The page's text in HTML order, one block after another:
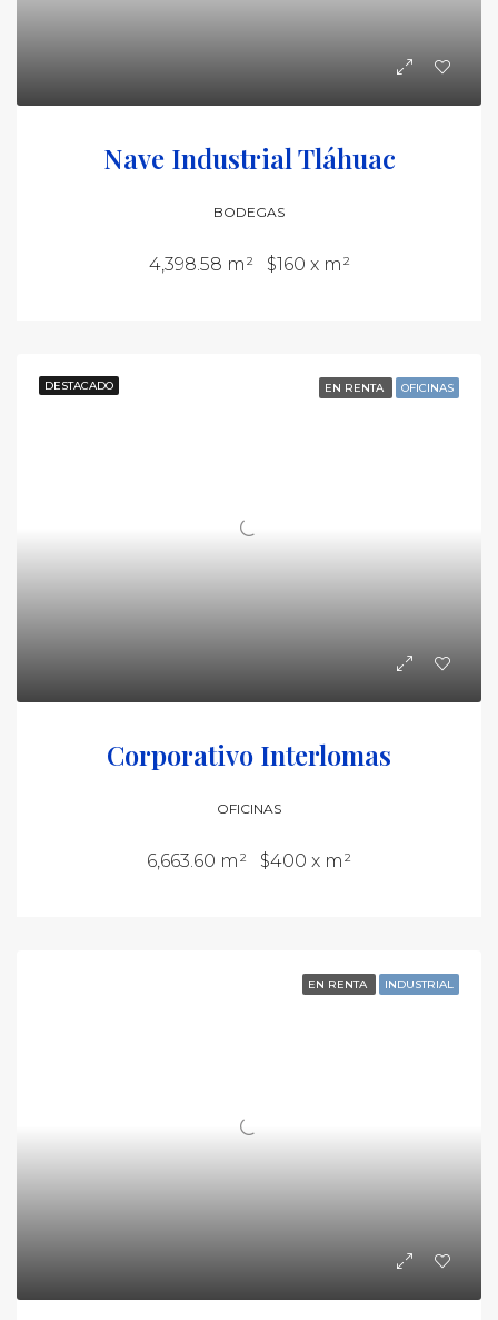
Nave Industrial Tláhuac
BODEGAS
4,398.58 m² $160 x m²
DESTACADO EN RENTA OFICINAS
Corporativo Interlomas
OFICINAS
6,663.60 m² $400 x m²
EN RENTA INDUSTRIAL